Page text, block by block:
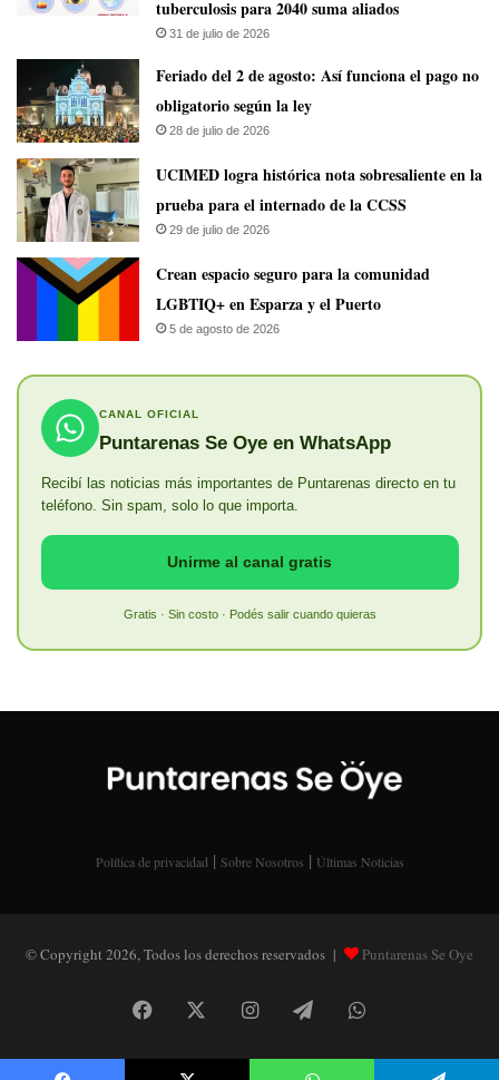
tuberculosis para 2040 suma aliados
31 de julio de 2026
Feriado del 2 de agosto: Así funciona el pago no
obligatorio según la ley
28 de julio de 2026
UCIMED logra histórica nota sobresaliente en la
prueba para el internado de la CCSS
29 de julio de 2026
Crean espacio seguro para la comunidad
LGBTIQ+ en Esparza y el Puerto
5 de agosto de 2026
CANAL OFICIAL
Puntarenas Se Oye en WhatsApp
Recibí las noticias más importantes de Puntarenas directo en tu
teléfono. Sin spam, solo lo que importa.
Unirme al canal gratis
Gratis · Sin costo · Podés salir cuando quieras
Política de privacidad| Sobre Nosotros | Últimas Noticias
© Copyright 2026, Todos los derechos reservados | Puntarenas Se Oye
Facebook InstagramTelegramWhatsApp